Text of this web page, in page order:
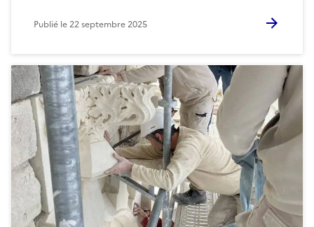
Publié le22 septembre 2025